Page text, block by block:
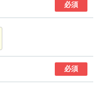
必須
必須